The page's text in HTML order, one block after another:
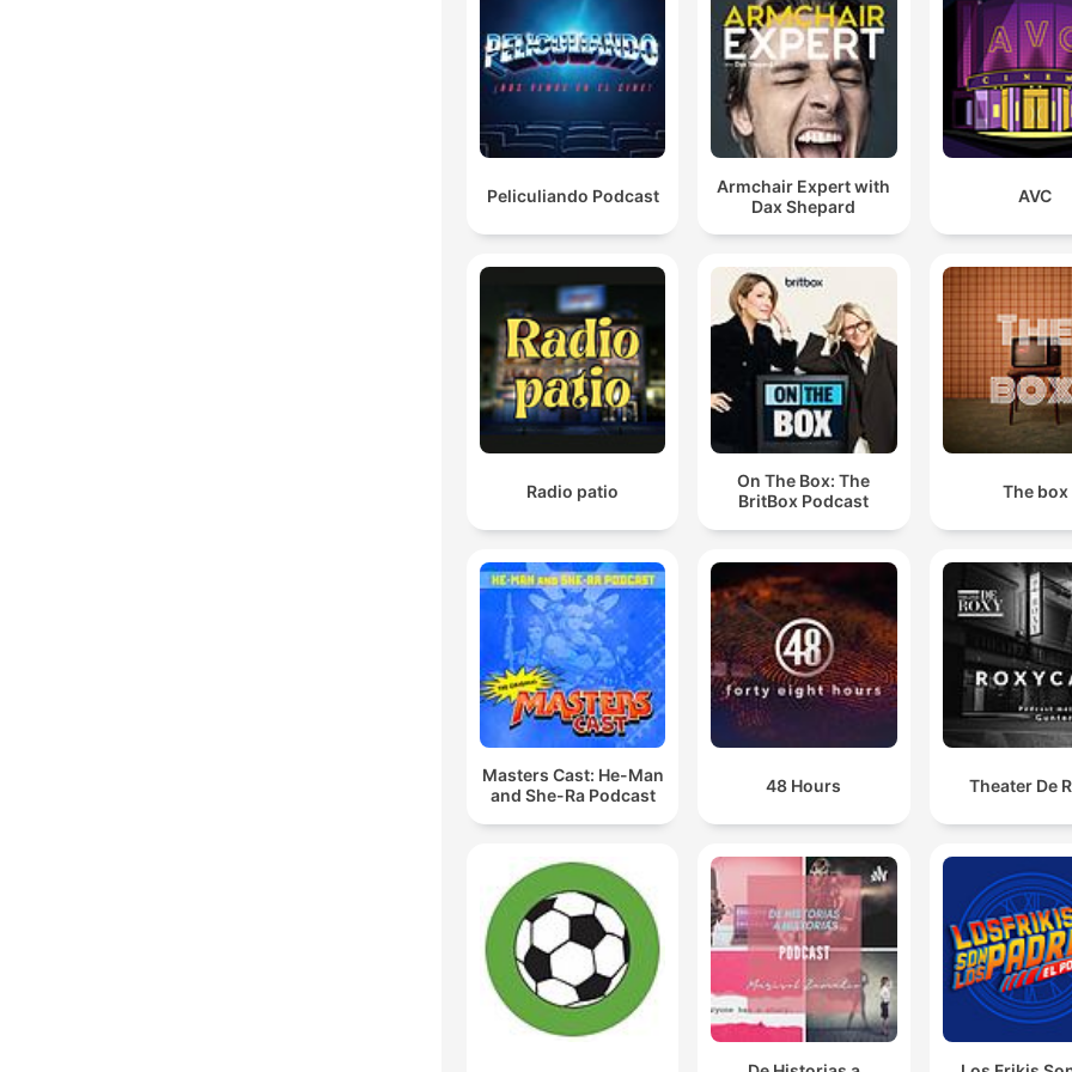
ที่สุดที่เราจะทำเพื่อให้เกียรติคน ๆ นึงได้
00:20:29 · ความเห็นจากเจ้าหน้าที่รัฐในเกาหลีใต้เกี่ยวกับความสำ
ของการใช้ชื่อในการสร้างความเท่าเทียม
Peliculiando Podcast
Armchair Expert with
Dax Shepard
AVC
Radio patio
On The Box: The
BritBox Podcast
The box
Masters Cast: He-Man
and She-Ra Podcast
48 Hours Theater De